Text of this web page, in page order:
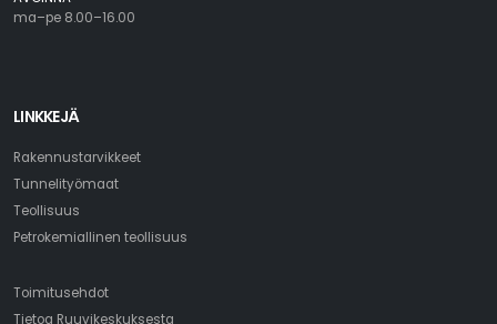
ma–pe 8.00–16.00
LINKKEJÄ
Rakennustarvikkeet
Tunnelityömaat
Teollisuus
Petrokemiallinen teollisuus
Toimitusehdot
Tietoa Ruuvikeskuksesta